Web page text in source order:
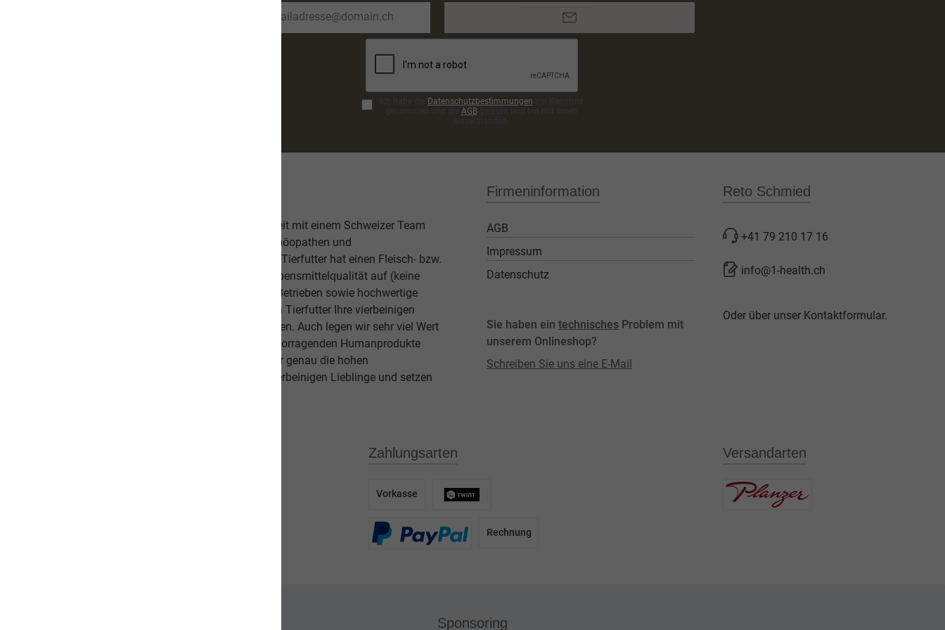
Mail-
Adresse*
Datenschutzbestimmungen
AGBgelesen und bin mit ihnen
Unsere hochwertige Tiernahrung ist in Zusammenarbeit mit einem Schweizer Team
bestehend aus einer Tierärztin, Tierheilpraktikern, Homöopathen und
Ernährungsfachleuten entwickelt worden. Das leckere Tierfutter hat einen Fleisch- bzw.
Fischanteil von ca. 70% im Durchschnitt und weist Lebensmittelqualität auf (keine
Schlachtabfälle). Höchste Qualität aus kontrollierten Betrieben sowie hochwertige
Beilagen sind der Garant, dass Sie mit unserem naVita Tierfutter Ihre vierbeinigen
Lieblinge ausgewogen und abwechslungsreich ernähren. Auch legen wir sehr viel Wert
darauf, dass es Ihnen persönlich gut geht. Unsere hervorragenden Humanprodukte
beweisen dies. Als Schweizer Unternehmen kennen wir genau die hohen
Qualitätsansprüche unserer Kunden sowie unseren vierbeinigen Lieblinge und setzen
Firmeninformation
AGB
Impressum
Datenschutz
Sie haben ein technisches Problem mit
unserem Onlineshop?
Schreiben Sie uns eine E-Mail
Reto Schmied
+41 79 210 17 16
info@1-health.ch
Oder über unser Kontaktformular.
Zahlungsarten
Vorkasse
Rechnung
Versandarten
Sponsoring